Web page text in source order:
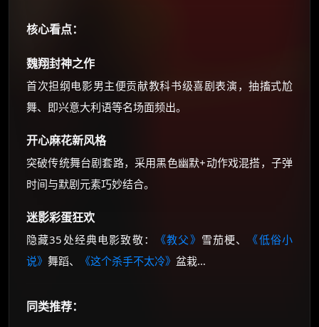
核心看点：
魏翔封神之作
首次担纲电影男主便贡献教科书级喜剧表演，抽搐式尬
舞、即兴意大利语等名场面频出。
开心麻花新风格
突破传统舞台剧套路，采用黑色幽默+动作戏混搭，子弹
时间与默剧元素巧妙结合。
迷影彩蛋狂欢
隐藏35处经典电影致敬： 《教父》 雪茄梗、
《低俗小
说》 舞蹈、 《这个杀手不太冷》 盆栽…
同类推荐：